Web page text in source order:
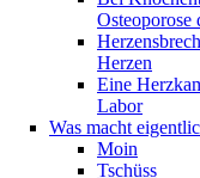
Osteoporose
Herzen
Eine
Labor
Was macht
Moin
Tschüss